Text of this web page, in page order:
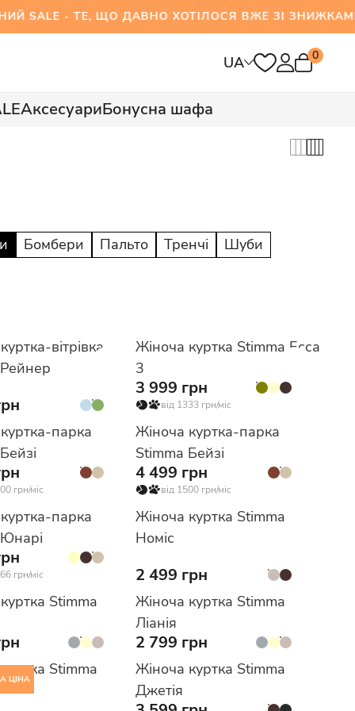
- ТЕ, ЩО ДАВНО ХОТІЛОСЯ ВЖЕ ЗІ ЗНИЖКАМИ
UA 0
АксесуариБонусна шафа
Бомбери Пальто Тренчі Шуби
вітрівка
Жіноча куртка Stimma Есса
3
3 999 грн
від 1333 грн/міс
парка
грн/міс
Жіноча куртка-парка
Stimma Бейзі
4 499 грн
від 1500 грн/міс
парка
грн/міс
Жіноча куртка Stimma
Номіс
2 499 грн
Stimma
Жіноча куртка Stimma
Ліанія
2 799 грн
ЦІНА
Stimma
Жіноча куртка Stimma
Джетія